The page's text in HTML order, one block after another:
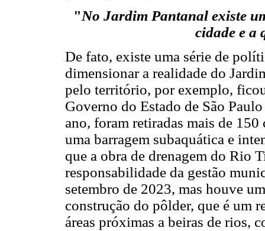
"No Jardim Pantanal existe
cidade e a
De fato, existe uma série de
dimensionar a realidade do
pelo território, por exemplo,
Governo do Estado de São
ano, foram retiradas mais de 150
uma barragem subaquática e
que a obra de drenagem do Rio
responsabilidade da gestão
setembro de 2023, mas houve
construção do pôlder, que é um
áreas próximas a beiras de rios,